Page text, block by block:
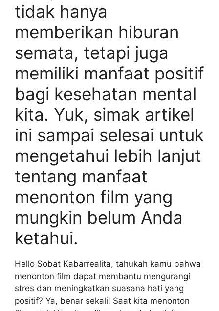
tidak hanya
memberikan hiburan
semata, tetapi juga
memiliki manfaat positif
bagi kesehatan mental
kita. Yuk, simak artikel
ini sampai selesai untuk
mengetahui lebih lanjut
tentang manfaat
menonton film yang
mungkin belum Anda
ketahui.
Hello Sobat Kabarrealita, tahukah kamu bahwa
menonton film dapat membantu mengurangi
stres dan meningkatkan suasana hati yang
positif? Ya, benar sekali! Saat kita menonton